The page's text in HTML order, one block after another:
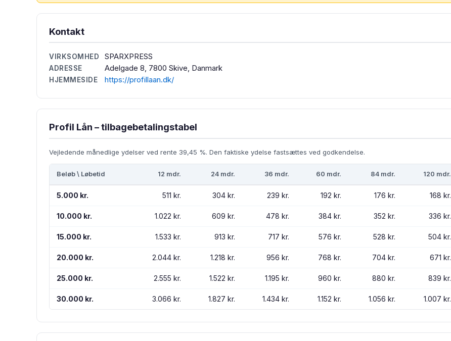
Kontakt
VIRKSOMHED SPARXPRESS
ADRESSE Adelgade 8, 7800 Skive, Danmark
HJEMMESIDE https://profillaan.dk/
Profil Lån – tilbagebetalingstabel
Vejledende månedlige ydelser ved rente 39,45 %. Den faktiske ydelse fastsættes ved godkendelse.
Beløb \ Løbetid 12 mdr. 24 mdr. 36 mdr. 60 mdr. 84 mdr. 120 mdr.
5.000 kr. 511 kr. 304 kr. 239 kr. 192 kr. 176 kr. 168 kr.
10.000 kr. 1.022 kr. 609 kr. 478 kr. 384 kr. 352 kr. 336 kr.
15.000 kr. 1.533 kr. 913 kr. 717 kr. 576 kr. 528 kr. 504 kr.
20.000 kr. 2.044 kr. 1.218 kr. 956 kr. 768 kr. 704 kr. 671 kr.
25.000 kr. 2.555 kr. 1.522 kr. 1.195 kr. 960 kr. 880 kr. 839 kr.
30.000 kr. 3.066 kr. 1.827 kr. 1.434 kr. 1.152 kr. 1.056 kr. 1.007 kr.